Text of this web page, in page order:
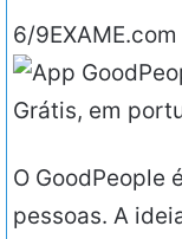
6/9EXAME.com
Grátis, em
O GoodPeople
pessoas. A